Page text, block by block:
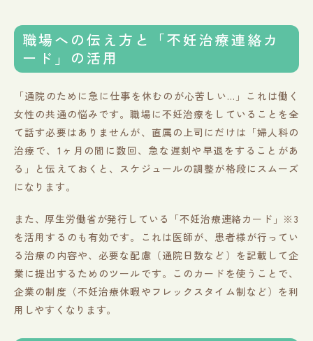
職場への伝え方と「不妊治療連絡カ
ード」の活用
「通院のために急に仕事を休むのが心苦しい…」これは働く
女性の共通の悩みです。職場に不妊治療をしていることを全
て話す必要はありませんが、直属の上司にだけは「婦人科の
治療で、1ヶ月の間に数回、急な遅刻や早退をすることがあ
る」と伝えておくと、スケジュールの調整が格段にスムーズ
になります。
また、厚生労働省が発行している「不妊治療連絡カード」※3
を活用するのも有効です。これは医師が、患者様が行ってい
る治療の内容や、必要な配慮（通院日数など）を記載して企
業に提出するためのツールです。このカードを使うことで、
企業の制度（不妊治療休暇やフレックスタイム制など）を利
用しやすくなります。